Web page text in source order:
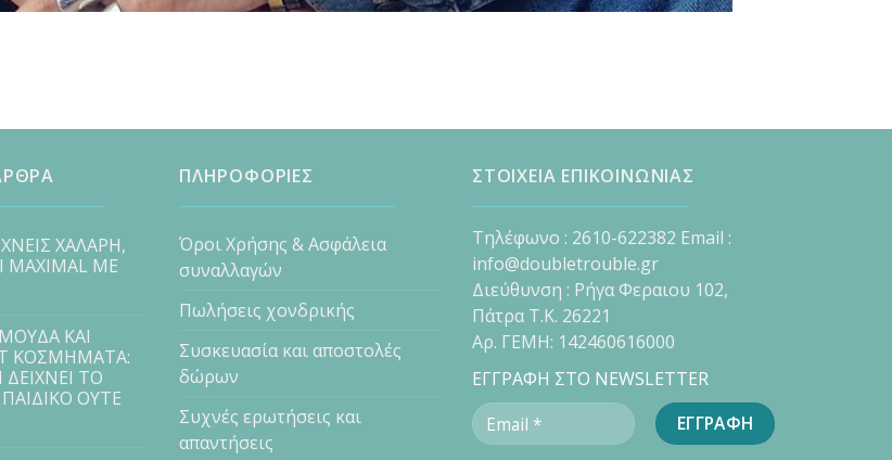
ΧΑΛΑΡΗ,
MAXIMAL ΜΕ
ΚΑΙ
ΚΟΣΜΗΜΑΤΑ:
ΤΟ
ΟΥΤΕ
ΠΛΗΡΟΦΟΡΙΕΣ
Όροι Χρήσης & Ασφάλεια
συναλλαγών
Πωλήσεις χονδρικής
Συσκευασία και αποστολές
δώρων
Συχνές ερωτήσεις και
απαντήσεις
ΣΤΟΙΧΕΙΑ ΕΠΙΚΟΙΝΩΝΙΑΣ
Τηλέφωνο : 2610-622382 Email :
info@doubletrouble.gr
Διεύθυνση : Ρήγα Φεραιου 102,
Πάτρα Τ.Κ. 26221
Αρ. ΓΕΜΗ: 142460616000
ΕΓΓΡΑΦΗ ΣΤΟ NEWSLETTER